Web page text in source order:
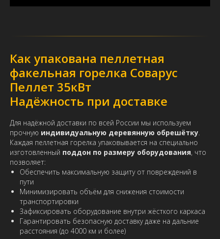
Как упакована пеллетная
факельная горелка Соварус
Пеллет 35кВт
Надёжность при доставке
Для надёжной доставки по всей России мы используем
прочную индивидуальную деревянную обрешётку.
Каждая пеллетная горелка упаковывается на специально
изготовленный поддон по размеру оборудования, что
позволяет:
Обеспечить максимальную защиту от повреждений в
пути
Минимизировать объём для снижения стоимости
транспортировки
Зафиксировать оборудование внутри жёсткого каркаса
Гарантировать безопасную доставку даже на дальние
расстояния (до 4000 км и более)